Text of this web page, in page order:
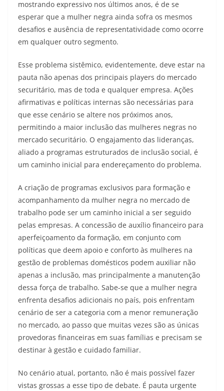
mostrando expressivo nos últimos anos, é de se
esperar que a mulher negra ainda sofra os mesmos
desafios e ausência de representatividade como ocorre
em qualquer outro segmento.
Esse problema sistêmico, evidentemente, deve estar na
pauta não apenas dos principais players do mercado
securitário, mas de toda e qualquer empresa. Ações
afirmativas e políticas internas são necessárias para
que esse cenário se altere nos próximos anos,
permitindo a maior inclusão das mulheres negras no
mercado securitário. O engajamento das lideranças,
aliado a programas estruturados de inclusão social, é
um caminho inicial para endereçamento do problema.
A criação de programas exclusivos para formação e
acompanhamento da mulher negra no mercado de
trabalho pode ser um caminho inicial a ser seguido
pelas empresas. A concessão de auxílio financeiro para
aperfeiçoamento da formação, em conjunto com
políticas que deem apoio e conforto às mulheres na
gestão de problemas domésticos podem auxiliar não
apenas a inclusão, mas principalmente a manutenção
dessa força de trabalho. Sabe-se que a mulher negra
enfrenta desafios adicionais no país, pois enfrentam
cenário de ser a categoria com a menor remuneração
no mercado, ao passo que muitas vezes são as únicas
provedoras financeiras em suas famílias e precisam se
destinar à gestão e cuidado familiar.
No cenário atual, portanto, não é mais possível fazer
vistas grossas a esse tipo de debate. É pauta urgente